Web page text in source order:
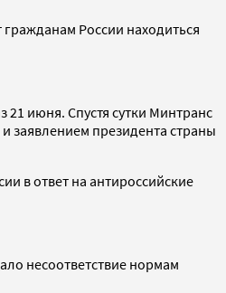
России находиться
21 июня. Спустя сутки Минтранс
заявлением президента страны
в ответ на антироссийские
несоответствие нормам